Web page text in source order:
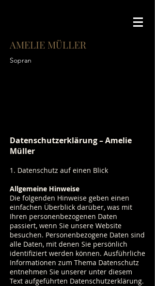
AMELIE MÜLLER
Sopran
Datenschutzerklärung – Amelie
Müller
1. Datenschutz auf einen Blick
Allgemeine Hinweise
Die folgenden Hinweise geben einen
einfachen Überblick darüber, was mit
Ihren personenbezogenen Daten
passiert, wenn Sie unsere Website
besuchen. Personenbezogene Daten sind
alle Daten, mit denen Sie persönlich
identifiziert werden können. Ausführliche
Informationen zum Thema Datenschutz
entnehmen Sie unserer unter diesem
Text aufgeführten Datenschutzerklärung.